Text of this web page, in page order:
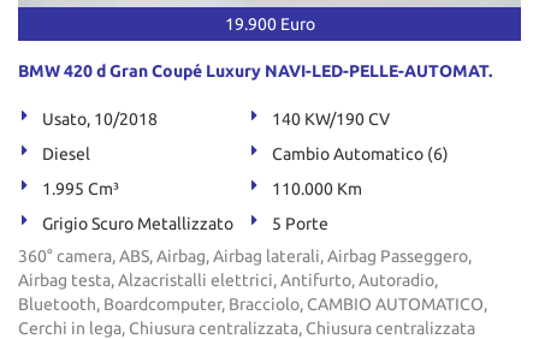
19.900 Euro
BMW 420 d Gran Coupé Luxury NAVI-LED-PELLE-AUTOMAT.
Usato, 10/2018
140 KW/190 CV
Diesel
Cambio Automatico (6)
1.995 Cm³
110.000 Km
Grigio Scuro Metallizzato
5 Porte
360° camera, ABS, Airbag, Airbag laterali, Airbag Passeggero,
Airbag testa, Alzacristalli elettrici, Antifurto, Autoradio,
Bluetooth, Boardcomputer, Bracciolo, CAMBIO AUTOMATICO,
Cerchi in lega, Chiusura centralizzata, Chiusura centralizzata